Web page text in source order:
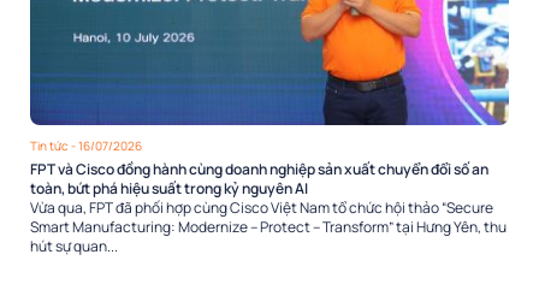
Tin tức - 16/07/2026
FPT và Cisco đồng hành cùng doanh nghiệp sản xuất chuyển đổi số an
toàn, bứt phá hiệu suất trong kỷ nguyên AI
Vừa qua, FPT đã phối hợp cùng Cisco Việt Nam tổ chức hội thảo “Secure
Smart Manufacturing: Modernize – Protect – Transform” tại Hưng Yên, thu
hút sự quan...